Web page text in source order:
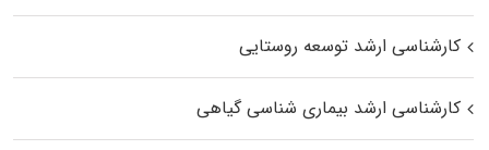
کارشناسی ارشد توسعه روستایی
کارشناسی ارشد بیماری‌ شناسی گیاهی